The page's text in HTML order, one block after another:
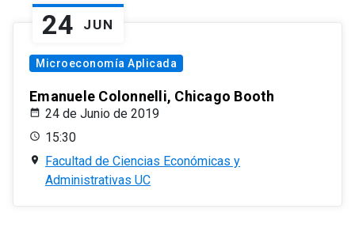
24 JUN
Microeconomía Aplicada
Emanuele Colonnelli, Chicago Booth
24 de Junio de 2019
15:30
Facultad de Ciencias Económicas y
Administrativas UC